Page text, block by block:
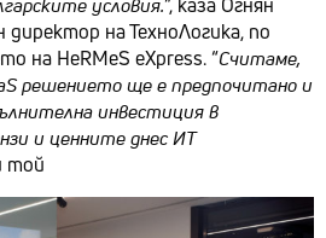
директор на ТехноЛогика, по
на HeRMeS eXpress. “Считаме,
решението ще е предпочитано и
инвестиция в
и ценните днес ИТ
той